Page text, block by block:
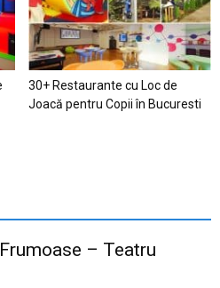
30+ Restaurante cu Loc de
Joacă pentru Copii în Bucuresti
– Teatru